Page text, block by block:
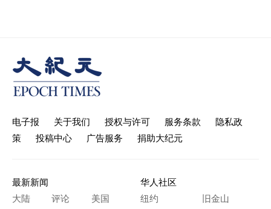
电子报 关于我们 授权与许可 服务条款
隐私政
策
投稿中心 广告服务 捐助大纪元
最新新闻
大陆
评论
美国
华人社区
纽约
旧金山